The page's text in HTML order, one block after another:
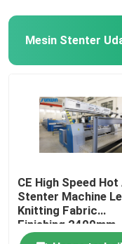
Mesin Stenter
CE High Speed ​​Hot
Stenter Machine
Knitting Fabric
Finishing 2400mm